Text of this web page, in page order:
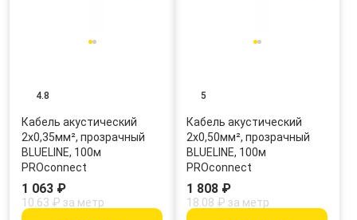
4.8
Кабель акустический
2х0,35мм², прозрачный
BLUELINE, 100м
PROconnect
1 063 ₽
10.63 ₽ за метр
5
Кабель акустический
2х0,50мм², прозрачный
BLUELINE, 100м
PROconnect
1 808 ₽
18.08 ₽ за метр